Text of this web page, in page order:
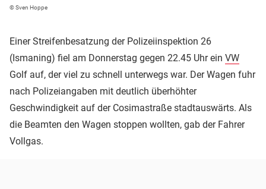
© Sven Hoppe
Einer Streifenbesatzung der Polizeiinspektion 26
(Ismaning) fiel am Donnerstag gegen 22.45 Uhr ein VW
Golf auf, der viel zu schnell unterwegs war. Der Wagen fuhr
nach Polizeiangaben mit deutlich überhöhter
Geschwindigkeit auf der Cosimastraße stadtauswärts. Als
die Beamten den Wagen stoppen wollten, gab der Fahrer
Vollgas.